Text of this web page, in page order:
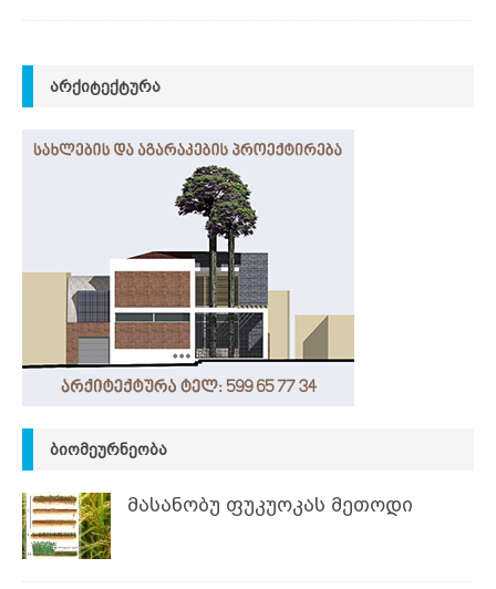
ᲐᲠᲥᲘᲢᲔᲥᲢᲣᲠᲐ
ᲑᲘᲝᲛᲔᲣᲠᲜᲔᲝᲑᲐ
მასანობუ ფუკუოკას მეთოდი